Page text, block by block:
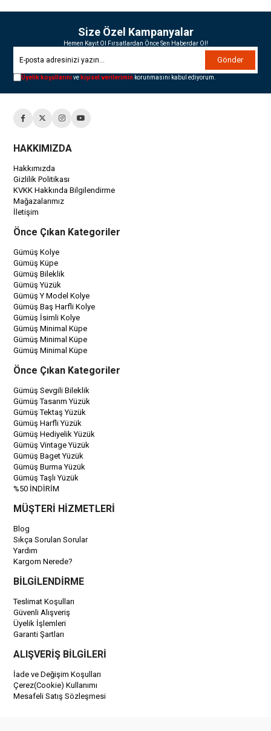
Size Özel Kampanyalar
Hemen Kayıt Ol Fırsatlardan Önce Sen Haberdar Ol!
Gönder
Üyelik koşullarınıve kişisel verilerimin korunmasını kabul ediyorum.
HAKKIMIZDA
Hakkımızda
Gizlilik Politikası
KVKK Hakkında Bilgilendirme
Mağazalarımız
İletişim
Önce Çıkan Kategoriler
Gümüş Kolye
Gümüş Küpe
Gümüş Bileklik
Gümüş Yüzük
Gümüş Y Model Kolye
Gümüş Baş Harfli Kolye
Gümüş İsimli Kolye
Gümüş Minimal Küpe
Gümüş Minimal Küpe
Gümüş Minimal Küpe
Önce Çıkan Kategoriler
Gümüş Sevgili Bileklik
Gümüş Tasarım Yüzük
Gümüş Tektaş Yüzük
Gümüş Harfli Yüzük
Gümüş Hediyelik Yüzük
Gümüş Vintage Yüzük
Gümüş Baget Yüzük
Gümüş Burma Yüzük
Gümüş Taşlı Yüzük
%50 İNDİRİM
MÜŞTERİ HİZMETLERİ
Blog
Sıkça Sorulan Sorular
Yardım
Kargom Nerede?
BİLGİLENDİRME
Teslimat Koşulları
Güvenli Alışveriş
Üyelik İşlemleri
Garanti Şartları
ALIŞVERİŞ BİLGİLERİ
İade ve Değişim Koşulları
Çerez(Cookie) Kullanımı
Mesafeli Satış Sözleşmesi